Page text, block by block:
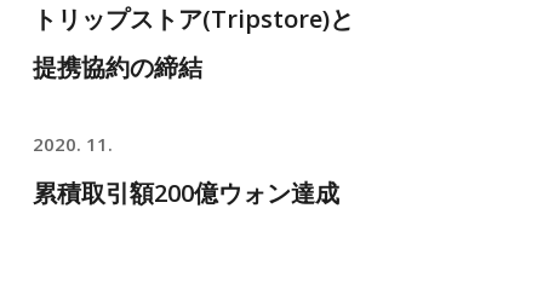
トリップストア(Tripstore)と
提携協約の締結
2020. 11.
累積取引額200億ウォン達成